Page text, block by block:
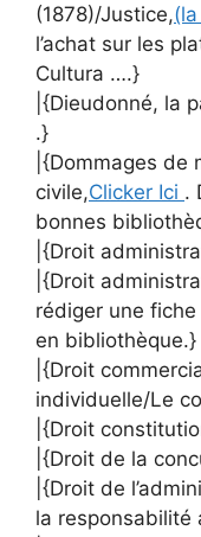
(1878)/Justice,
l’achat sur les
Cultura ….}
|{Dieudonné, la
.}
|{Dommages de
civile,Clicker Ici .
bonnes
|{Droit
|{Droit
rédiger une fiche
en bibliothèque.}
|{Droit
individuelle/Le
|{Droit
|{Droit de la
|{Droit de
la responsabilité